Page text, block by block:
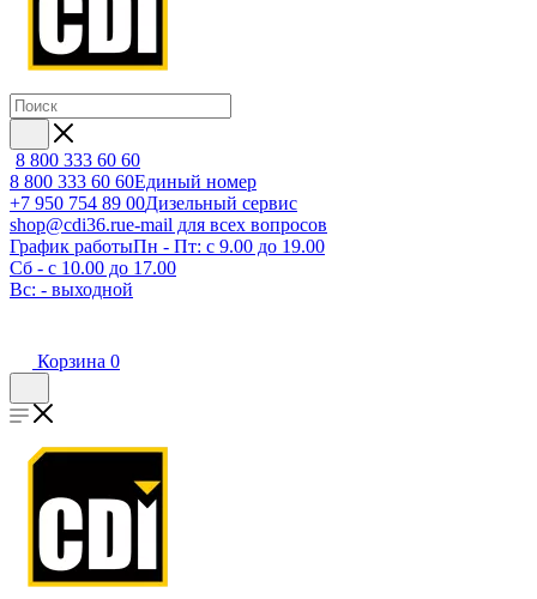
8 800 333 60 60
8 800 333 60 60Единый номер
+7 950 754 89 00Дизельный сервис
shop@cdi36.rue-mail для всех вопросов
График работыПн - Пт: с 9.00 до 19.00
Сб - с 10.00 до 17.00
Вс: - выходной
Корзина 0